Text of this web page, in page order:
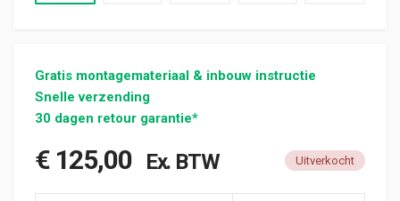
Gratis montagemateriaal & inbouw instructie
Snelle verzending
30 dagen retour garantie*
€125,00 Ex. BTW Uitverkocht